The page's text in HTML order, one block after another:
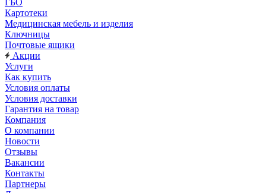
ГБО
Картотеки
Медицинская мебель и изделия
Ключницы
Почтовые ящики
Акции
Услуги
Как купить
Условия оплаты
Условия доставки
Гарантия на товар
Компания
О компании
Новости
Отзывы
Вакансии
Контакты
Партнеры